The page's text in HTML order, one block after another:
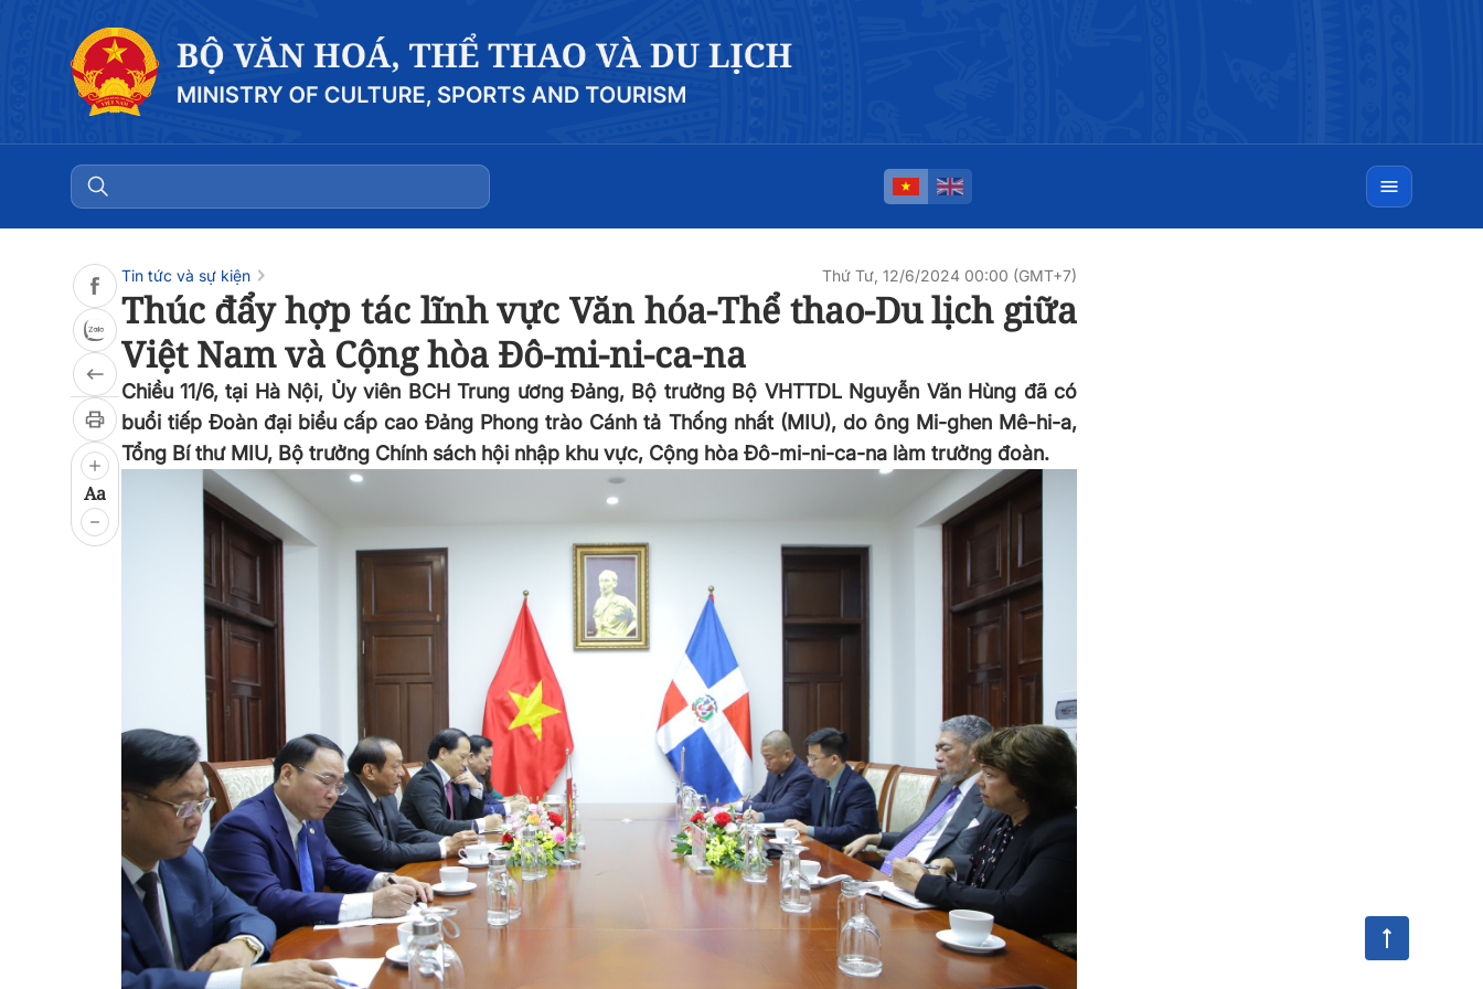
Aa
Tin tức và sự kiện Thứ Tư, 12/6/2024 00:00 (GMT+7)
Thúc đẩy hợp tác lĩnh vực Văn hóa-Thể thao-Du lịch giữa
Việt Nam và Cộng hòa Đô-mi-ni-ca-na
Chiều 11/6, tại Hà Nội, Ủy viên BCH Trung ương Đảng, Bộ trưởng Bộ VHTTDL Nguyễn Văn Hùng đã có
buổi tiếp Đoàn đại biểu cấp cao Đảng Phong trào Cánh tả Thống nhất (MIU), do ông Mi-ghen Mê-hi-a,
Tổng Bí thư MIU, Bộ trưởng Chính sách hội nhập khu vực, Cộng hòa Đô-mi-ni-ca-na làm trưởng đoàn.
0:00 0:00